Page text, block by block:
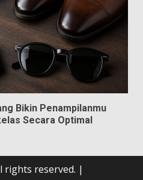
Bikin Penampilanmu
Secara Optimal
reserved. |